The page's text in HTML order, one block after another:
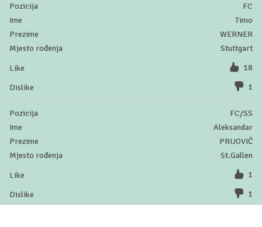
FC
Timo
WERNER
Stuttgart
18
1
FC/SS
Aleksandar
PRIJOVIĆ
St.Gallen
1
1